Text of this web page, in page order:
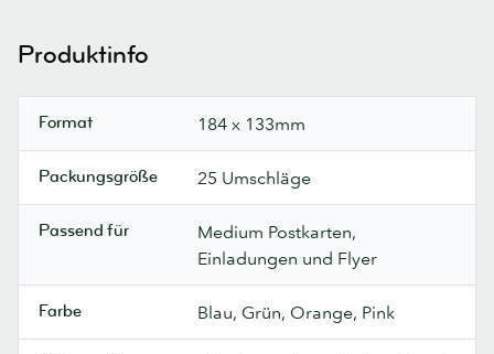
Produktinfo
Format 184 x 133mm
Packungsgröße 25 Umschläge
Passend für
Medium Postkarten,
Einladungen und Flyer
Farbe Blau, Grün, Orange, Pink